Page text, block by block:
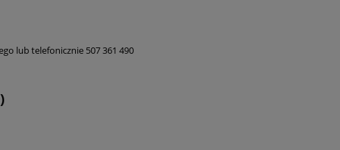
lub telefonicznie 507 361 490